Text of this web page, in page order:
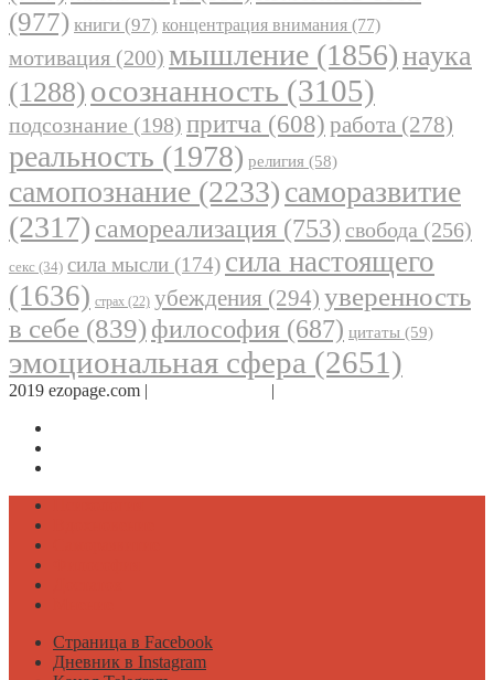
(977) книги (97) концентрация внимания (77)
мотивация (200) мышление (1856)наука
(1288) осознанность (3105)
подсознание (198) притча (608) работа (278)
реальность (1978) религия (58)
самопознание (2233)саморазвитие
(2317) самореализация (753) свобода (256)
секс (34) сила мысли (174) сила настоящего
(1636) страх (22) убеждения (294) уверенность
в себе (839) философия (687) цитаты (59)
эмоциональная сфера (2651)
2019 ezopage.com | |
Страница в Facebook
Дневник в Instagram